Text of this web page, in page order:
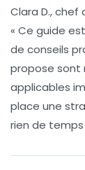
Clara D., chef
« Ce guide
de conseils
propose sont
applicables
place une
rien de temps